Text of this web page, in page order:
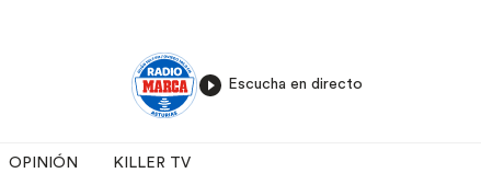
Escucha en directo
OPINIÓN KILLER TV